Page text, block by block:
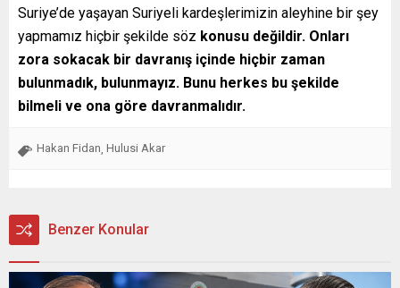
Suriye’de yaşayan Suriyeli kardeşlerimizin aleyhine bir şey
yapmamız hiçbir şekilde söz konusu değildir. Onları
zora sokacak bir davranış içinde hiçbir zaman
bulunmadık, bulunmayız. Bunu herkes bu şekilde
bilmeli ve ona göre davranmalıdır.
Hakan Fidan Hulusi Akar
Benzer Konular